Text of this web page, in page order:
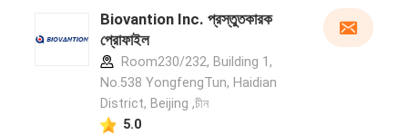
Biovantion Inc. প্রস্তুতকারক
প্রোফাইল
Room230/232, Building 1,
No.538 YongfengTun, Haidian
District, Beijing ,চীন
5.0